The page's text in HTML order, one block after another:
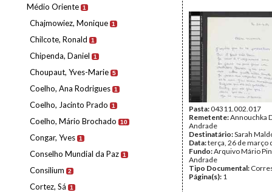
Médio Oriente 1
Chajmowiez, Monique 1
Chilcote, Ronald 1
Chipenda, Daniel 1
Choupaut, Yves-Marie 5
Coelho, Ana Rodrigues 1
Coelho, Jacinto Prado 1
Coelho, Mário Brochado 10
Congar, Yves 1
Conselho Mundial da Paz 1
Consilium 2
Cortez, Sá 1
Pasta:04311.002.017
Remetente:Annouchka
Andrade
Destinatário:Sarah
Data:terça, 26 de março
Fundo:Arquivo Mário
Andrade
Tipo Documental:
Página(s): 1